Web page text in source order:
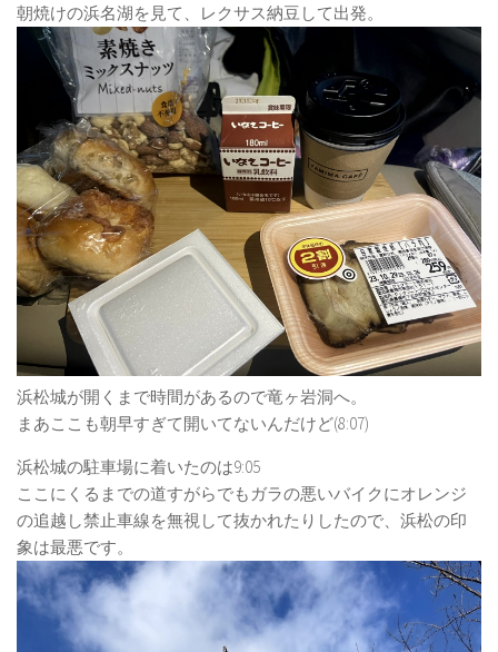
朝焼けの浜名湖を見て、レクサス納豆して出発。
浜松城が開くまで時間があるので竜ヶ岩洞へ。
まあここも朝早すぎて開いてないんだけど(8:07)
浜松城の駐車場に着いたのは9:05
ここにくるまでの道すがらでもガラの悪いバイクにオレンジ
の追越し禁止車線を無視して抜かれたりしたので、浜松の印
象は最悪です。